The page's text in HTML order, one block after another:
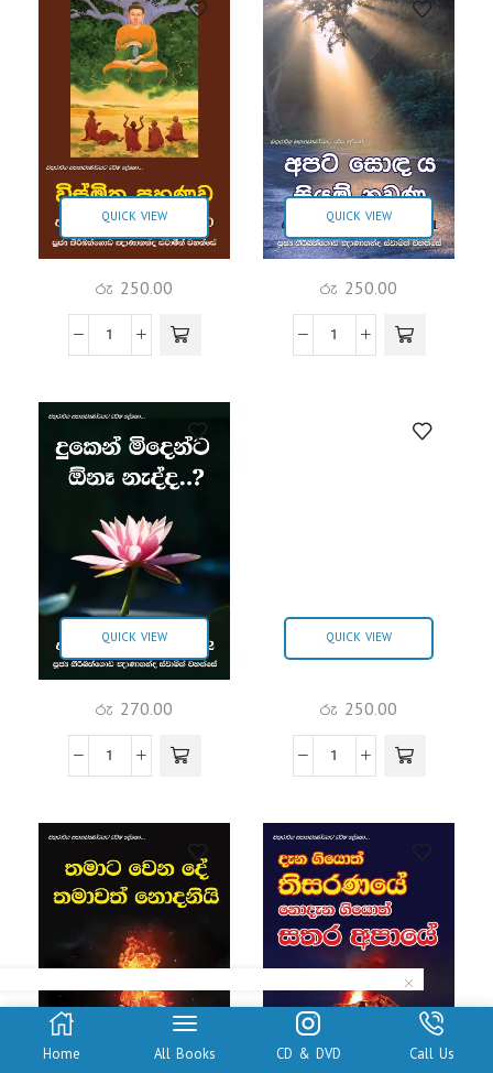
QUICK VIEW
රු 250.00
QUICK VIEW
රු 250.00
QUICK VIEW
රු 270.00
QUICK VIEW
රු 250.00
QUICK VIEW QUICK VIEW
Home All Books CD & DVD Call Us